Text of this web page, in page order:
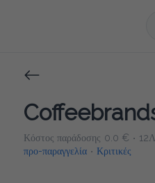
Κόστος παράδοσης 0.0 € •
προ-παραγγελία • Κριτικές